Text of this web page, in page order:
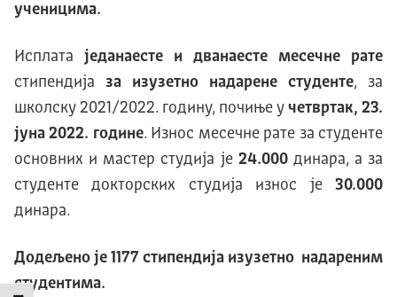
ученицима.
Исплата једанаесте и дванаесте месечне рате
стипендија за изузетно надарене студенте, за
школску 2021/2022. годину, почиње у четвртак, 23.
јуна 2022. године. Износ месечне рате за студенте
основних и мастер студија је 24.000 динара, а за
студенте докторских студија износ је 30.000
динара.
Додељено је 1177 стипендија изузетно надареним
студентима.